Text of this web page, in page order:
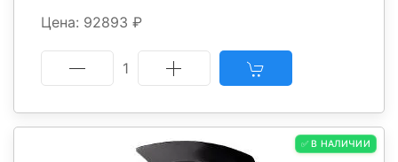
Цена: 92893 ₽
1
✅ В НАЛИЧИИ